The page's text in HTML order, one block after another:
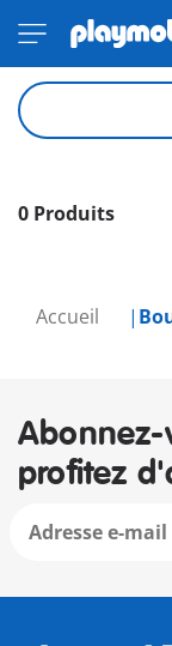
Accueil
0 Produits
profitez